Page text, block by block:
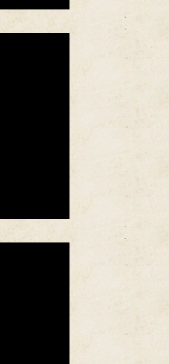
.
.
.
.